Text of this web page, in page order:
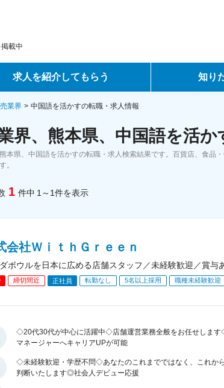
載中
求人を紹介してもらう
ェントサービス
トサービス
ナーエージェントサービス
知り
データで見る転
業界 中国語を活かすの転職・求人情報
界、熊本県、中国語を活
本県、中国語を活かすの転職・求人検索結果です。百貨店、食品
。
1 件中 1～1件を表示
会社ＷｉｔｈＧｒｅｅｎ
ボウルを日本に広める店舗スタッフ／未経験歓迎／賞与
締切間近 正社員 転勤なし 5名以上採用 職種未経験歓迎
◇20代30代が中心に活躍中◇店舗運営業務全般をお任せしま
マネージャーへキャリアUPが可能
◇未経験歓迎・学歴不問◇あなたのこれまでではなく、これか
判断いたします◎社会人デビュー応援